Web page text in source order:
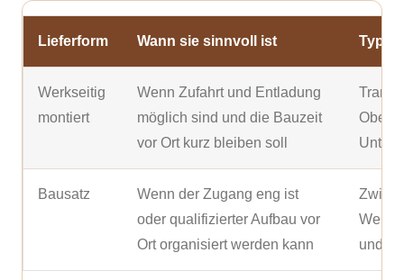
Lieferform Wann sie sinnvoll ist
Werkseitig
montiert
Wenn Zufahrt und Entladung
möglich sind und die Bauzeit
vor Ort kurz bleiben soll
Bausatz
Wenn der Zugang eng ist
oder qualifizierter Aufbau vor
Ort organisiert werden kann
und